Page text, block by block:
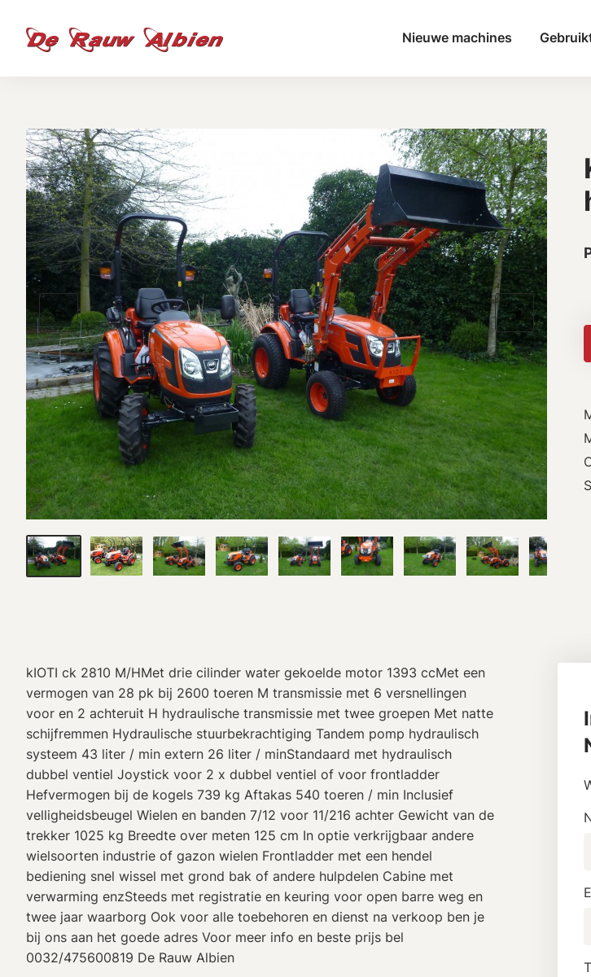
Nieuwe machines
kIOTI ck 2810 M/HMet drie cilinder water gekoelde motor 1393 ccMet een
vermogen van 28 pk bij 2600 toeren M transmissie met 6 versnellingen
voor en 2 achteruit H hydraulische transmissie met twee groepen Met natte
schijfremmen Hydraulische stuurbekrachtiging Tandem pomp hydraulisch
systeem 43 liter / min extern 26 liter / minStandaard met hydraulisch
dubbel ventiel Joystick voor 2 x dubbel ventiel of voor frontladder
Hefvermogen bij de kogels 739 kg Aftakas 540 toeren / min Inclusief
velligheidsbeugel Wielen en banden 7/12 voor 11/216 achter Gewicht van de
trekker 1025 kg Breedte over meten 125 cm In optie verkrijgbaar andere
wielsoorten industrie of gazon wielen Frontladder met een hendel
bediening snel wissel met grond bak of andere hulpdelen Cabine met
verwarming enzSteeds met registratie en keuring voor open barre weg en
twee jaar waarborg Ook voor alle toebehoren en dienst na verkoop ben je
bij ons aan het goede adres Voor meer info en beste prijs bel
0032/475600819 De Rauw Albien